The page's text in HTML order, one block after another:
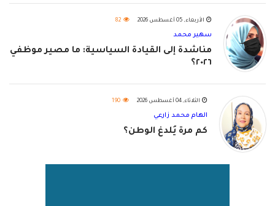
الأربعاء, 05 أغسطس 2026 82
سهير محمد
مناشدة إلى القيادة السياسية: ما مصير موظفي
٢٠٢٦؟
الثلاثاء, 04 أغسطس 2026 190
الهام محمد زارعي
كم مرة يُلدغ الوطن؟